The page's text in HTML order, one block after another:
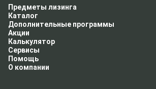
Предметы лизинга
Каталог
Дополнительные программы
Акции
Калькулятор
Сервисы
Помощь
О компании